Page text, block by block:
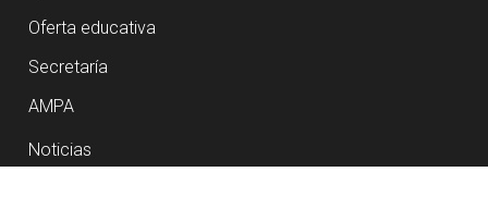
Oferta educativa
Secretaría
AMPA
Noticias